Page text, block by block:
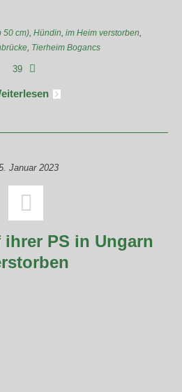
50 cm), Hündin, im Heim verstorben,
, Tierheim Bogancs
39
Januar 2023
ihrer PS in Ungarn